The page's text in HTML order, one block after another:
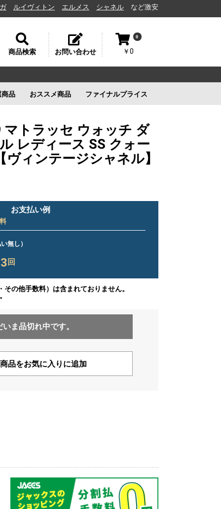
ィトン エルメス シャネル など激安通販と高価買取の茨城県水
商品検索 お問い合わせ
0
￥0
商品 おススメ商品 ファイナルプライス
マトラッセ ウォッチ ダ
レディース SS クォー
ヴィンテージシャネル】
お支払い例
無し）
回
の他手数料）は含まれておりません。
いま品切れ中です。
品をお気に入りに追加